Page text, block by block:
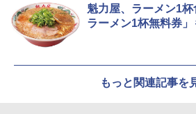
5
シャープ ウォータ
AX-XJ1-B ブラ
魁力屋、ラーメン1
ラーメン1杯無料券」
もっと関連記事を